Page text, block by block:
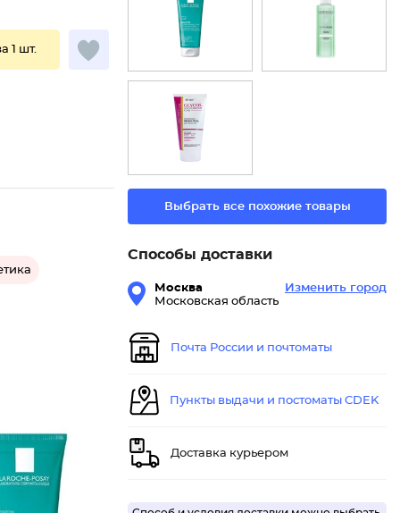
1 шт.
Выбрать все похожие товары
Способы доставки
Москва
Московская область
Изменить город
Почта России и почтоматы
Пункты выдачи и постоматы CDEK
Доставка курьером